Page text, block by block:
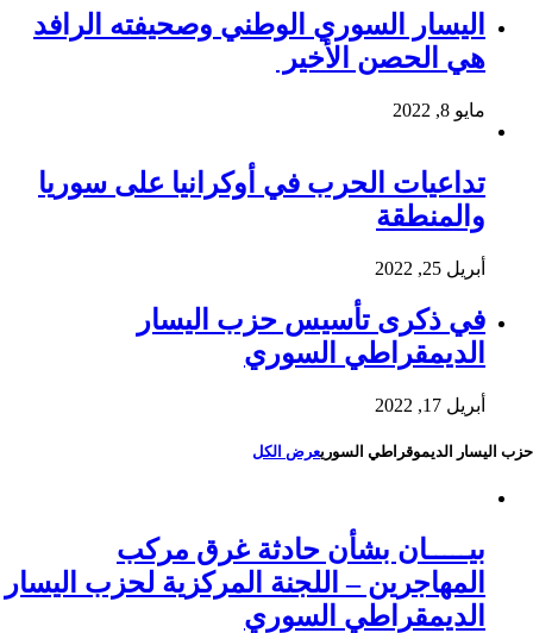
اليسار السوري الوطني وصحيفته الرافد
هي الحصن الأخير
مايو 8, 2022
تداعيات الحرب في أوكرانيا على سوريا
والمنطقة
أبريل 25, 2022
في ذكرى تأسيس حزب اليسار
الديمقراطي السوري
أبريل 17, 2022
حزب اليسار الديموقراطي السوريعرض الكل
بيـــــان بشأن حادثة غرق مركب
المهاجرين – اللجنة المركزية لحزب اليسار
الديمقراطي السوري